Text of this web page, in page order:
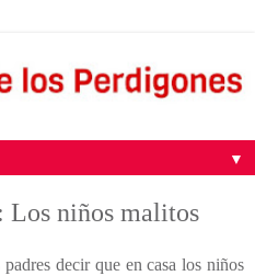
▼
Los niños malitos
decir que en casa los niños